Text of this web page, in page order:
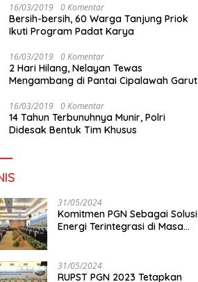
16/03/2019 0 Komentar
Bersih-bersih, 60 Warga Tanjung Priok
Ikuti Program Padat Karya
16/03/2019 0 Komentar
2 Hari Hilang, Nelayan Tewas
Mengambang di Pantai Cipalawah Garut
16/03/2019 0 Komentar
14 Tahun Terbunuhnya Munir, Polri
Didesak Bentuk Tim Khusus
31/05/2024
Komitmen PGN Sebagai Solusi
Energi Terintegrasi di Masa
31/05/2024
RUPST PGN 2023 Tetapkan